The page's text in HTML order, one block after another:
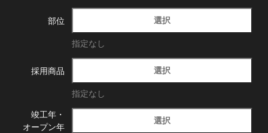
部位 選択
指定なし
採用商品 選択
指定なし
竣工年・
オープン年
選択